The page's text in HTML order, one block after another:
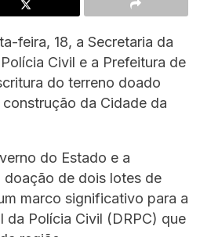
feira, 18, a Secretaria da
Civil e a Prefeitura de
do terreno doado
da Cidade da
do Estado e a
doação de dois lotes de
marco significativo para a
da Polícia Civil (DRPC) que